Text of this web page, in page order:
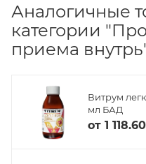
Аналогичные
категории
приема
Витрум
мл БАД
от 1